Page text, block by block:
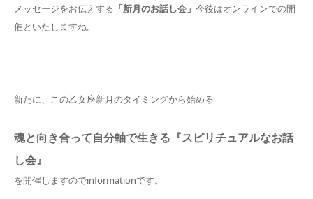
メッセージをお伝えする 「新月のお話し会」 今後はオンラインでの開
催といたしますね。
新たに、この乙女座新月のタイミングから始める
魂と向き合って自分軸で生きる『スピリチュアルなお話
し会』
を開催しますのでinformationです。